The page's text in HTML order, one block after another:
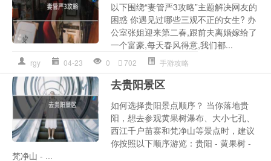
以下围绕“妻管严3攻略”主题解决网友的
困惑 你遇见过哪些三观不正的女生? 办
公室张姐迎来第二春,跟前夫离婚嫁给了
一个富豪,每天春风得意,我们都...
rgy 04-23 0 702 手游攻略
去贵阳景区
如何选择贵阳景点顺序？ 当你落地贵
阳，想去参观黄果树瀑布、大小七孔、
西江千户苗寨和梵净山等景点时，建议
你按照以下顺序游览：贵阳 - 黄果树 -
梵净山 - ...